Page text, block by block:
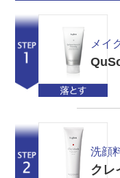
メイ
洗顔
クレ